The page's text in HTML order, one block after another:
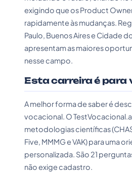
exigindo que os Product
rapidamente às mudanças.
Paulo, Buenos Aires e Cidade
apresentam as maiores
nesse campo.
Esta carreira é para
A melhor forma de saber é
vocacional. O
metodologias científicas
Five, MMMG e VAK) para uma
personalizada. São 21
não exige cadastro.